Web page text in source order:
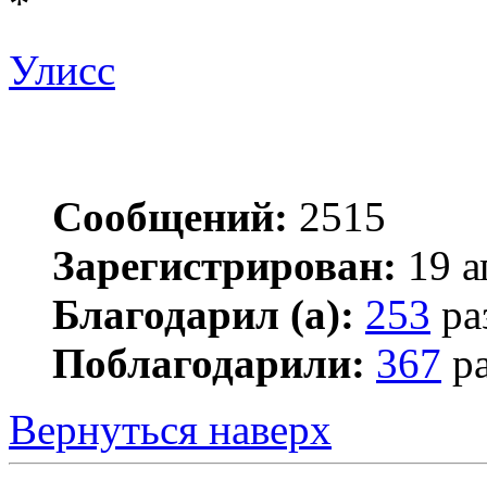
Улисс
Сообщений: 2515
Зарегистрирован: 19
Благодарил (а): 253
Поблагодарили: 367
Вернуться наверх